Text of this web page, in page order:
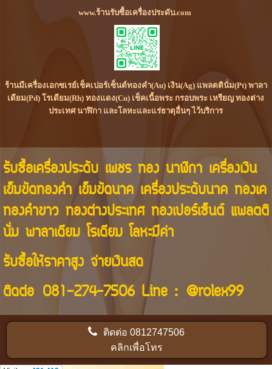
www.ร้านรับซื้อเครื่องประดับ.com
ร้านมีเครื่องเอกซเรย์เช็คเปอร์เซ็นต์ทองคำ(Au) เงิน(Ag) แพลตตินั่ม(Pt) พาลา
เดียม(Pd) โรเดียม(Rh) ทองแดง(Cu) เช็คเนื้อพระ กรอบพระ เหรียญ ทองต่าง
ประเทศ นาฬิกา และโลหะและแร่ธาตุอื่นๆ ไว้บริการ
รับซื้อเครื่องประดับ เพชร ทอง นาฬิกา เครื่องเงิน
เข็มขัดทองคำ เข็มขัดนาค เครื่องประดับนาค ทองเค
ทองคำขาว ทองต่างประเทศ ทองเปอร์เซ็นต์ แพลตติ
นั่ม พาลาเดียม โรเดียม โลหะมีค่า
รับซื้อให้ราคาสูง จ่ายเงินสด
ติดต่อ 081-274-7506Line : @rolex99
ติดต่อ0812747506
คลิกเพื่อโทร